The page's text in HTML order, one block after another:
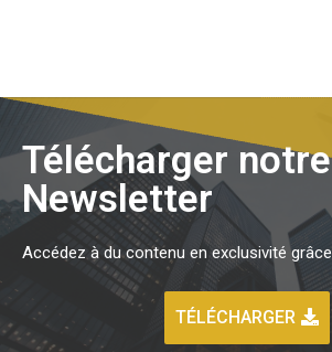
Télécharger notre
Newsletter
Accédez à du contenu en exclusivité
TÉLÉCHARGER